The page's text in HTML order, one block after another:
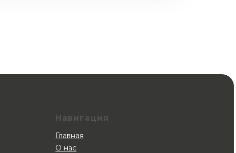
Навигация
Главная
О нас